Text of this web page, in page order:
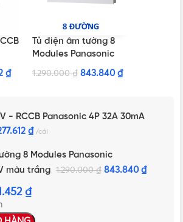
₫
Tủ điện âm tường 8
Modules Panasonic
BQDX08T11AV màu
1.290.000₫ 843.840 ₫
- RCCB Panasonic 4P 32A 30mA
₫ cái
8 Modules Panasonic
màu trắng
1.290.000₫ 843.840 ₫
₫